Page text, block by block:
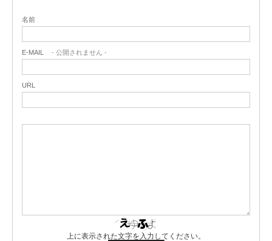
名前
E-MAIL - 公開されません -
URL
上に表示された文字を入力してください。